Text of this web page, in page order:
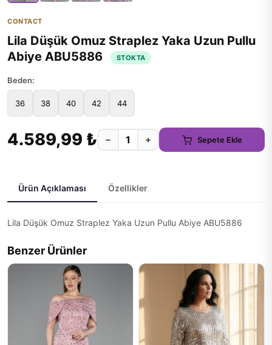
CONTACT
Lila Düşük Omuz Straplez Yaka Uzun Pullu
Abiye ABU5886
STOKTA
Beden:
36 38 40 42 44
4.589,99 ₺ − + Sepete Ekle
Ürün Açıklaması Özellikler
Lila Düşük Omuz Straplez Yaka Uzun Pullu Abiye ABU5886
Benzer Ürünler